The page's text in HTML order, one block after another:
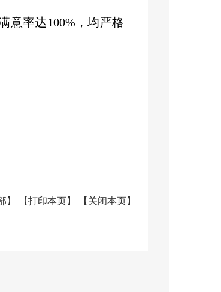
意率达100% ，均严格
到规范处置、妥善回
心，切实筑牢信息安
】 【打印本页】 【 关闭本页】